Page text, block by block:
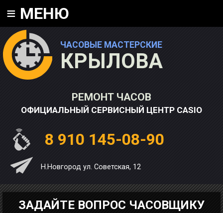
ЧАСОВЫЕ МАСТЕРСКИЕ
КРЫЛОВА
РЕМОНТ ЧАСОВ
ОФИЦИАЛЬНЫЙ СЕРВИСНЫЙ ЦЕНТР CASIO
8 910 145-08-90
Н.Новгород ул. Советская, 12
≡ МЕНЮ
ЗАДАЙТЕ ВОПРОС ЧАСОВЩИКУ